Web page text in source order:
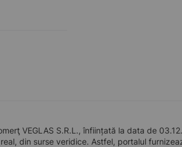
VEGLAS S.R.L., înființată la data de
din surse veridice. Astfel, portalul